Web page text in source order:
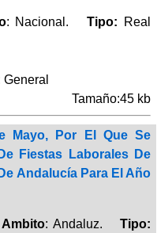
: Nacional.Tipo:
Real
General
Tamaño:45 kb
Mayo, Por El Que Se
Fiestas Laborales De
Andalucía Para El Año
Ambito: Andaluz.Tipo: